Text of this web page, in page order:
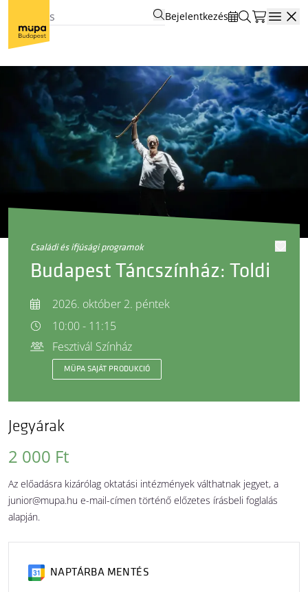
Bejelentkezés
családi és ifjúsági programok
Budapest Táncszínház: Toldi
2026. október 2. péntek
10:00 - 11:15
Fesztivál Színház
MÜPA SAJÁT PRODUKCIÓ
Jegyárak
2 000 Ft
Az előadásra kizárólag oktatási intézmények válthatnak jegyet, a
junior@mupa.hu e-mail-címen történő előzetes írásbeli foglalás
alapján.
NAPTÁRBA MENTÉS